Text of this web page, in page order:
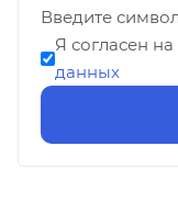
Введите
Я согласен на
данных